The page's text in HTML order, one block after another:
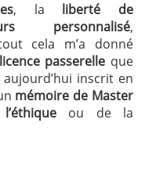
, la liberté de
personnalisé,
cela m’a donné
licence passerelle que
inscrit en
mémoire de Master
l’éthiqueou de la